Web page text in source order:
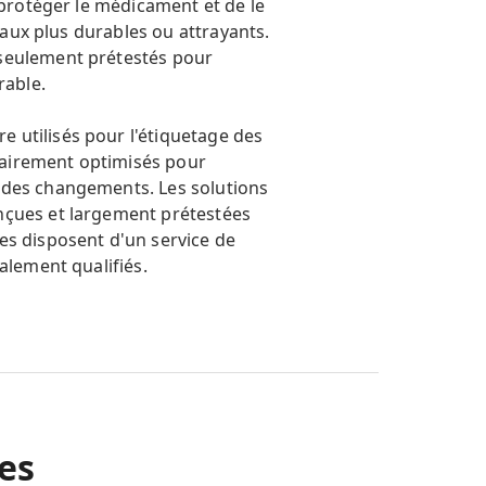
le médicament et de le
plus durables ou attrayants.
prétestés pour
utilisés pour l'étiquetage des
optimisés pour
changements. Les solutions
et largement prétestées
disposent d'un service de
qualifiés.